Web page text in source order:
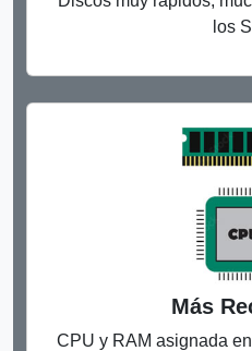
los
Más
CPU y RAM asignada